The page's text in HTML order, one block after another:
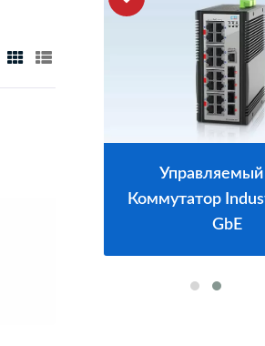
Управляемый
Коммутатор
GbE